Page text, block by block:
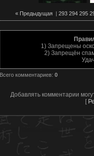
« Предыдущая | 293 294 295
1) Запрещены
2) Запрещён
Всего комментариев: 0
Добавлять комментарии
[